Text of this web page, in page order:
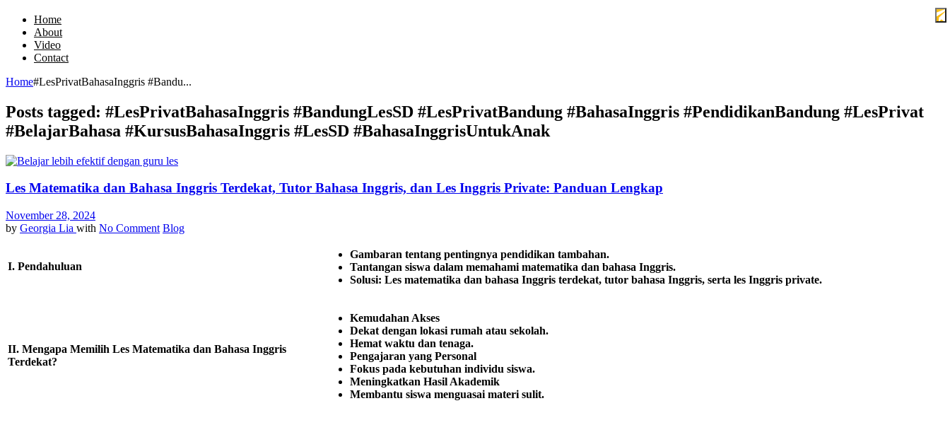
Home
About
Video
Contact
Home#LesPrivatBahasaInggris #Bandu...
Posts tagged: #LesPrivatBahasaInggris #BandungLesSD #LesPrivatBandung #BahasaInggris #PendidikanBandung #LesPrivat
#BelajarBahasa #KursusBahasaInggris #LesSD #BahasaInggrisUntukAnak
Les Matematika dan Bahasa Inggris Terdekat, Tutor Bahasa Inggris, dan Les Inggris Private: Panduan Lengkap
November 28, 2024
by Georgia Lia with No Comment Blog
I. Pendahuluan
Gambaran tentang pentingnya pendidikan tambahan.
Tantangan siswa dalam memahami matematika dan bahasa Inggris.
Solusi: Les matematika dan bahasa Inggris terdekat, tutor bahasa Inggris, serta les Inggris private.
II. Mengapa Memilih Les Matematika dan Bahasa Inggris
Terdekat?
Kemudahan Akses
Dekat dengan lokasi rumah atau sekolah.
Hemat waktu dan tenaga.
Pengajaran yang Personal
Fokus pada kebutuhan individu siswa.
Meningkatkan Hasil Akademik
Membantu siswa menguasai materi sulit.